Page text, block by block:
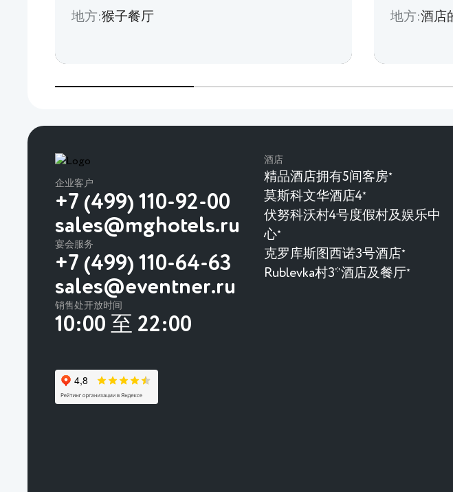
地方:猴子餐厅 地方:酒店
企业客户
+7 (499) 110-92-00
sales@mghotels.ru
宴会服务
+7 (499) 110-64-63
sales@eventner.ru
销售处开放时间
10:00 至 22:00
酒店
精品酒店拥有5间客房★
莫斯科文华酒店4★
伏努科沃村4号度假村及娱乐中
心★
克罗库斯图西诺3号酒店 ★
Rublevka村3*酒店及餐厅★